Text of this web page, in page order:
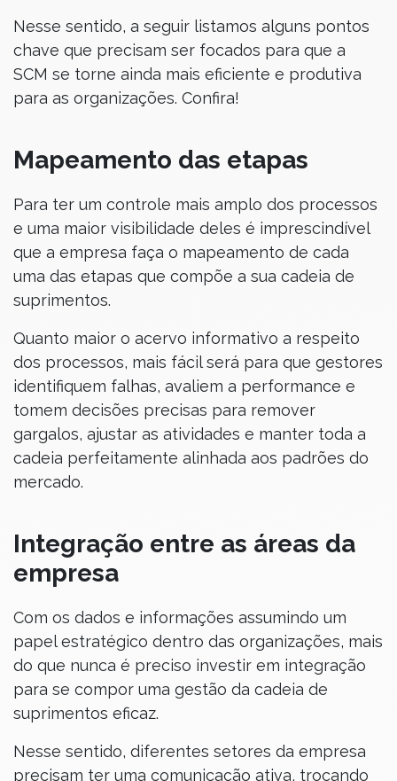
Nesse sentido, a seguir listamos alguns pontos
chave que precisam ser focados para que a
SCM se torne ainda mais eficiente e produtiva
para as organizações. Confira!
Mapeamento das etapas
Para ter um controle mais amplo dos processos
e uma maior visibilidade deles é imprescindível
que a empresa faça o mapeamento de cada
uma das etapas que compõe a sua cadeia de
suprimentos.
Quanto maior o acervo informativo a respeito
dos processos, mais fácil será para que gestores
identifiquem falhas, avaliem a performance e
tomem decisões precisas para remover
gargalos, ajustar as atividades e manter toda a
cadeia perfeitamente alinhada aos padrões do
mercado.
Integração entre as áreas da
empresa
Com os dados e informações assumindo um
papel estratégico dentro das organizações, mais
do que nunca é preciso investir em integração
para se compor uma gestão da cadeia de
suprimentos eficaz.
Nesse sentido, diferentes setores da empresa
precisam ter uma comunicação ativa, trocando